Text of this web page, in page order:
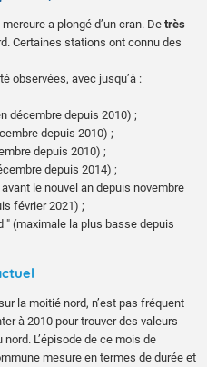
a plongé d’un cran. De très
Certaines stations ont connu des
observées, avec jusqu’à :
décembre depuis 2010) ;
depuis 2010) ;
depuis 2010) ;
depuis 2014) ;
le nouvel an depuis novembre
février 2021) ;
" (maximale la plus basse depuis
la moitié nord, n’est pas fréquent
à 2010 pour trouver des valeurs
L’épisode de ce mois de
mesure en termes de durée et